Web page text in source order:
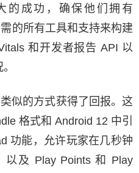
的成功，确保他们拥有
的所有工具和支持来构建
和开发者报告 API 以
似的方式获得了回报。这
格式和 Android 12 中引
功能，允许玩家在几秒钟
及 Play Points 和 Play